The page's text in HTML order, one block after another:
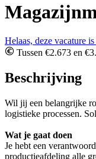
Helaas, deze vacature
Tussen €2.673 en
Beschrijving
Wil jij een belangrijke
logistieke processen.
Wat je gaat doen
Je hebt een
productieafdeling alle